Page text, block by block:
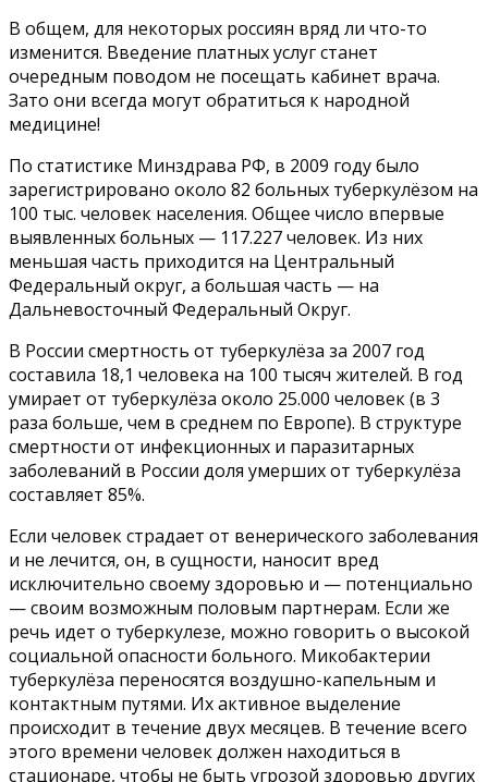
В общем, для некоторых россиян вряд ли что-то
изменится. Введение платных услуг станет
очередным поводом не посещать кабинет врача.
Зато они всегда могут обратиться к народной
медицине!
По статистике Минздрава РФ, в 2009 году было
зарегистрировано около 82 больных туберкулёзом на
100 тыс. человек населения. Общее число впервые
выявленных больных — 117.227 человек. Из них
меньшая часть приходится на Центральный
Федеральный округ, а большая часть — на
Дальневосточный Федеральный Округ.
В России смертность от туберкулёза за 2007 год
составила 18,1 человека на 100 тысяч жителей. В год
умирает от туберкулёза около 25.000 человек (в 3
раза больше, чем в среднем по Европе). В структуре
смертности от инфекционных и паразитарных
заболеваний в России доля умерших от туберкулёза
составляет 85%.
Если человек страдает от венерического заболевания
и не лечится, он, в сущности, наносит вред
исключительно своему здоровью и — потенциально
— своим возможным половым партнерам. Если же
речь идет о туберкулезе, можно говорить о высокой
социальной опасности больного. Микобактерии
туберкулёза переносятся воздушно-капельным и
контактным путями. Их активное выделение
происходит в течение двух месяцев. В течение всего
этого времени человек должен находиться в
стационаре, чтобы не быть угрозой здоровью других